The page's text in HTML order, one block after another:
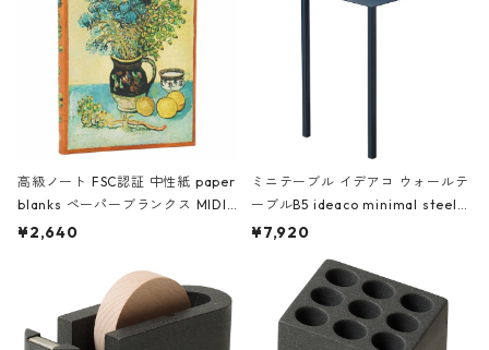
高級ノート FSC認証 中性紙 paper
blanks ペーパーブランクス MIDI
ハードカバー 罫線 ヴァン・ゴッホ
¥2,640
ミニテーブル イデアコ ウォールテ
ーブルB5 ideaco minimal steel f
urniture WALL Table B5 ネイビー
¥7,920